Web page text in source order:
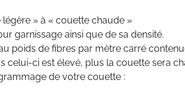
» à « couette chaude »
garnissage ainsi que de sa densité.
poids de fibres par mètre carré
celui-ci est élevé, plus la couette sera
de votre couette :